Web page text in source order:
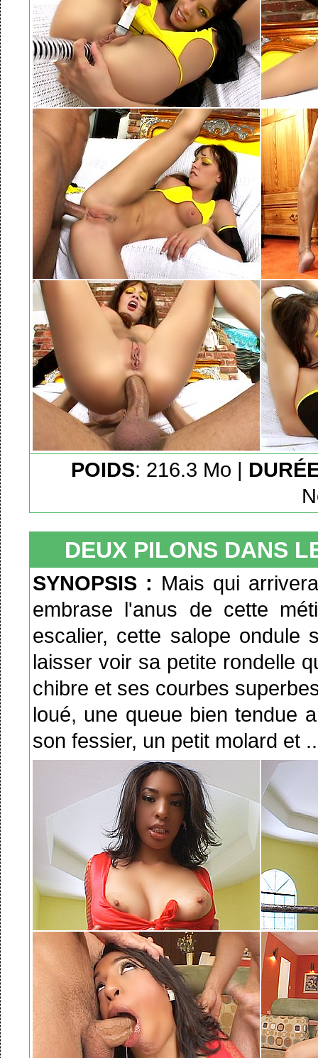
POIDS: 216.3 Mo |
DEUX PILONS DANS
SYNOPSIS : Mais qui
embrase l'anus de cette
escalier, cette salope ondule
laisser voir sa petite rondelle
chibre et ses courbes
loué, une queue bien tendue
son fessier, un petit molard et